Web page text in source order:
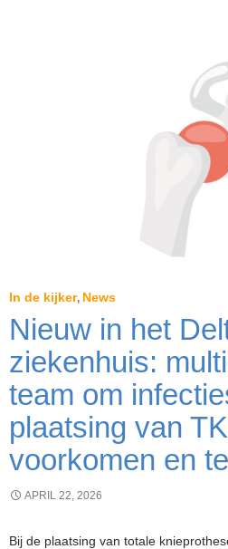
In de kijker, News
Nieuw in het
ziekenhuis:
team om
plaatsing van
voorkomen en
APRIL 22, 2026
Bij de plaatsing van totale